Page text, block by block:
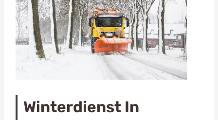
Winterdienst In